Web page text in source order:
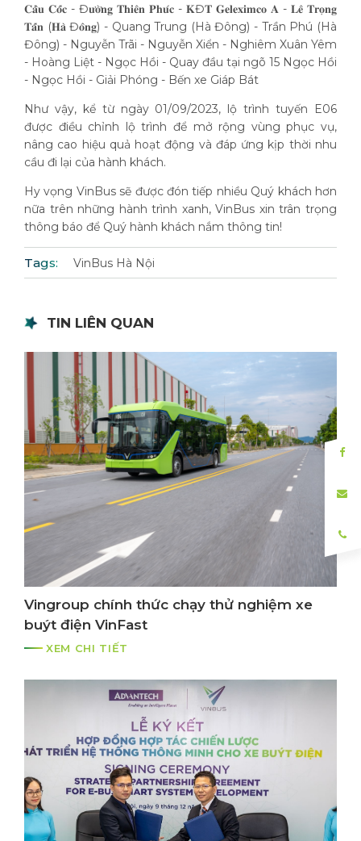
𝐂𝐚̂̀𝐮 𝐂𝐨̂́𝐜 - Đ𝐮̛𝐨̛̀𝐧𝐠 𝐓𝐡𝐢𝐞̂𝐧 𝐏𝐡𝐮́𝐜 - 𝐊Đ𝐓 𝐆𝐞𝐥𝐞𝐱𝐢𝐦𝐜𝐨 𝐀 - 𝐋𝐞̂ 𝐓𝐫𝐨̣𝐧𝐠
𝐓𝐚̂́𝐧 (𝐇𝐚̀ Đ𝐨̂𝐧𝐠) - Quang Trung (Hà Đông) - Trần Phú (Hà
Đông) - Nguyễn Trãi - Nguyễn Xiển - Nghiêm Xuân Yêm
- Hoàng Liệt - Ngọc Hồi - Quay đầu tại ngõ 15 Ngọc Hồi
- Ngọc Hồi - Giải Phóng - Bến xe Giáp Bát
Như vậy, kể từ ngày 01/09/2023, lộ trình tuyến E06
được điều chỉnh lộ trình để mở rộng vùng phục vụ,
nâng cao hiệu quả hoạt động và đáp ứng kịp thời nhu
cầu đi lại của hành khách.
Hy vọng VinBus sẽ được đón tiếp nhiều Quý khách hơn
nữa trên những hành trình xanh, VinBus xin trân trọng
thông báo để Quý hành khách nắm thông tin!
Tags: VinBus Hà Nội
TIN LIÊN QUAN
Vingroup chính thức chạy thử nghiệm xe
buýt điện VinFast
XEM CHI TIẾT